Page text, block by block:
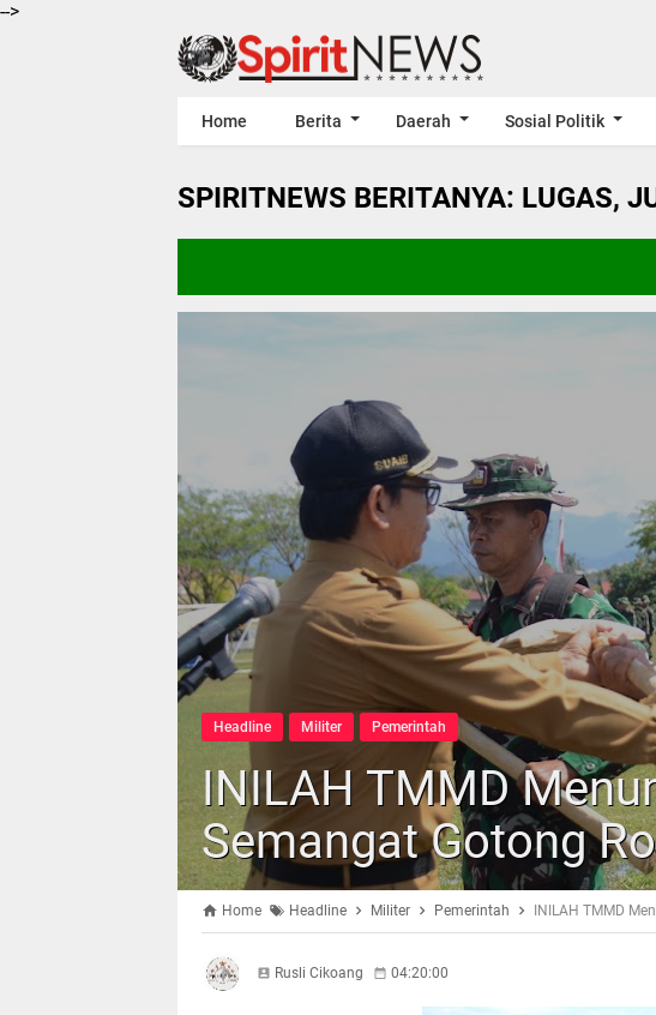
-->
Home Berita Daerah Sosial Politik
SPIRITNEWS BERITANYA: LUGAS,
Headline Militer Pemerintah
INILAH TMMD
Semangat Gotong
Home Headline Militer Pemerintah INILAH TMMD
Rusli Cikoang 04:20:00